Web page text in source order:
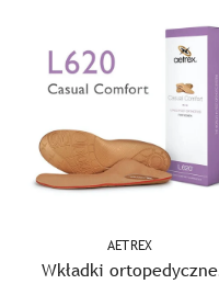
AETREX
Wkładki ortopedyczne